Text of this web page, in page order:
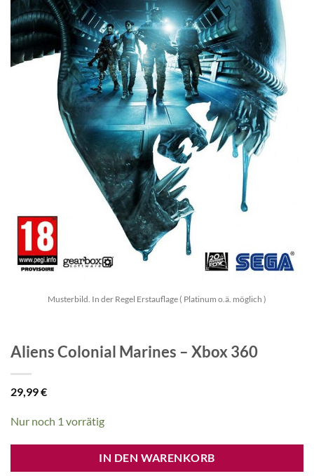
Musterbild. In der Regel Erstauflage ( Platinum o.ä. möglich )
Aliens Colonial Marines – Xbox 360
29,99€
Nur noch 1 vorrätig
IN DEN WARENKORB